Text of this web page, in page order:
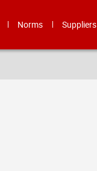
Norms Suppliers